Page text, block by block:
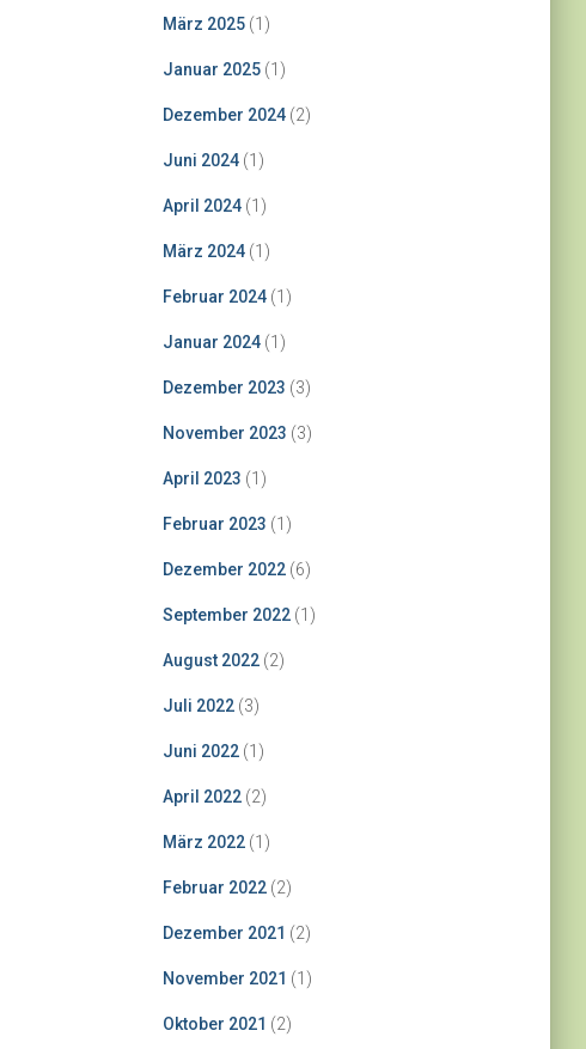
März 2025(1)
Januar 2025(1)
Dezember 2024(2)
Juni 2024(1)
April 2024(1)
März 2024(1)
Februar 2024(1)
Januar 2024(1)
Dezember 2023 (3)
November 2023 (3)
April 2023 (1)
Februar 2023 (1)
Dezember 2022(6)
September 2022(1)
August 2022(2)
Juli 2022(3)
Juni 2022(1)
April 2022(2)
März 2022(1)
Februar 2022(2)
Dezember 2021 (2)
November 2021 (1)
Oktober 2021 (2)